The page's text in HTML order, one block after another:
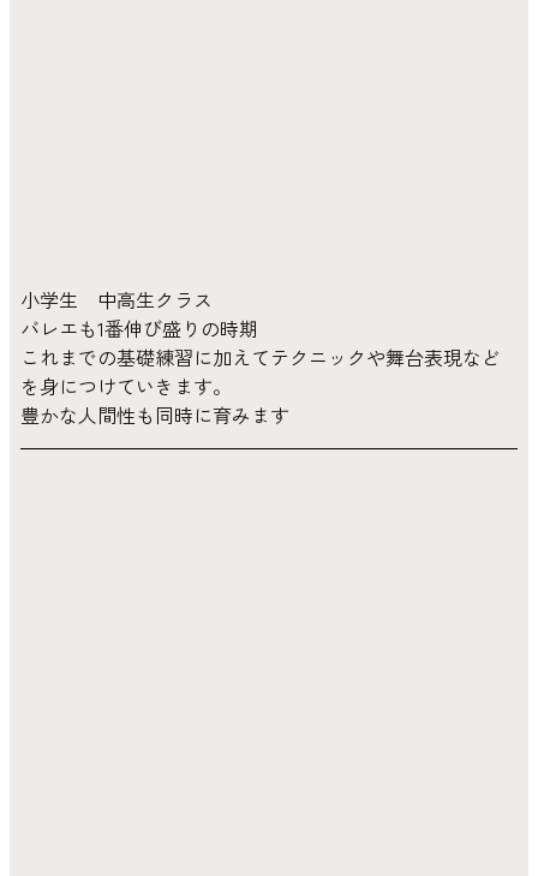
小学生 中高生クラス
バレエも1番伸び盛りの時期
これまでの基礎練習に加えてテクニックや舞台表現など
を身につけていきます。
豊かな人間性も同時に育みます